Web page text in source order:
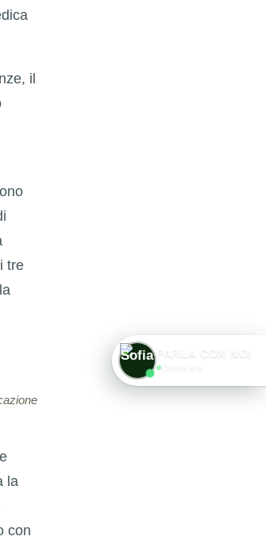
il
tre
la
con
PARLA CON NOI
Online ora